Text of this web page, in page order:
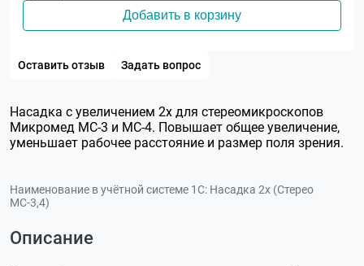
Добавить в корзину
Оставить отзыв Задать вопрос
Насадка с увеличением 2х для стереомикроскопов
Микромед МС-3 и МС-4. Повышает общее увеличение,
уменьшает рабочее расстояние и размер поля зрения.
Наименование в учётной системе 1С: Насадка 2х (Стерео
МС-3,4)
Описание